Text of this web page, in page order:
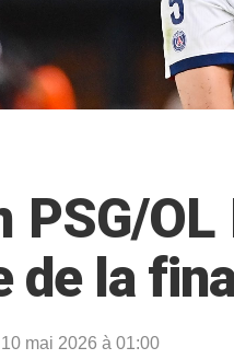
PSG/
de la
10 mai 2026 à 01:00